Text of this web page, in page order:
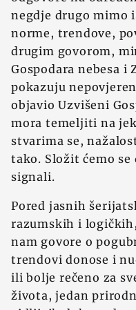
negdje drugo mimo
norme, trendove,
drugim govorom,
Gospodara nebesa i
pokazuju
objavio Uzvišeni
mora temeljiti na
stvarima se,
tako. Složit ćemo
signali.
Pored jasnih
razumskih i
nam govore o
trendovi donose i
ili bolje rečeno za
života, jedan